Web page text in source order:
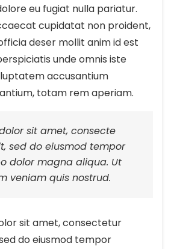
eu fugiat nulla pariatur.
cupidatat non proident,
deser mollit anim id est
unde omnis iste
accusantium
totam rem aperiam.
sit amet, consecte
sed do eiusmod tempor
dolor magna aliqua. Ut
veniam quis nostrud.
sit amet, consectetur
do eiusmod tempor